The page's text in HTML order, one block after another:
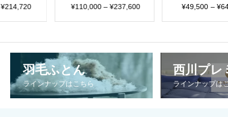
国産生地
– ¥237,600
価
¥110,000
¥237,600
ふとんリフォーム お
¥49,500 – ¥64,900
価
¥49,500
–
リフォー
¥44,000
羽毛ふとん
ラインナップはこちら
西川プレ
ラインナップは